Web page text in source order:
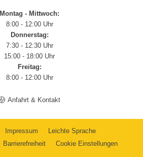
Montag - Mittwoch:
8:00 - 12:00 Uhr
Donnerstag:
7:30 - 12:30 Uhr
15:00 - 18:00 Uhr
Freitag:
8:00 - 12:00 Uhr
Anfahrt & Kontakt
Impressum
Leichte Sprache
Barrierefreiheit Cookie Einstellungen